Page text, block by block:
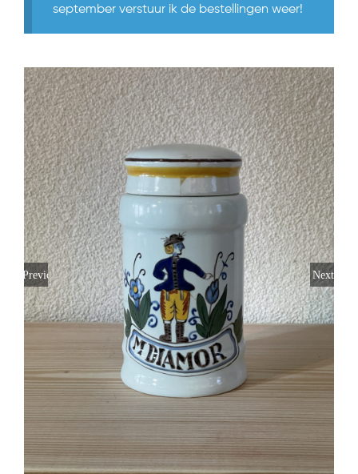
september verstuur ik de bestellingen weer!
Previous Next